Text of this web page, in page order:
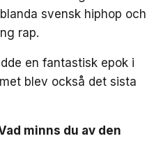
svensk hiphop och
rap.
en fantastisk epok i
blev också det sista
minns du av den